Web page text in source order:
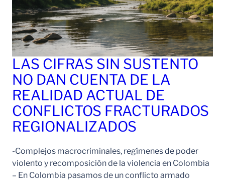
LAS CIFRAS SIN SUSTENTO
NO DAN CUENTA DE LA
REALIDAD ACTUAL DE
CONFLICTOS FRACTURADOS
REGIONALIZADOS
-Complejos macrocriminales, regímenes de poder
violento y recomposición de la violencia en Colombia
– En Colombia pasamos de un conflicto armado